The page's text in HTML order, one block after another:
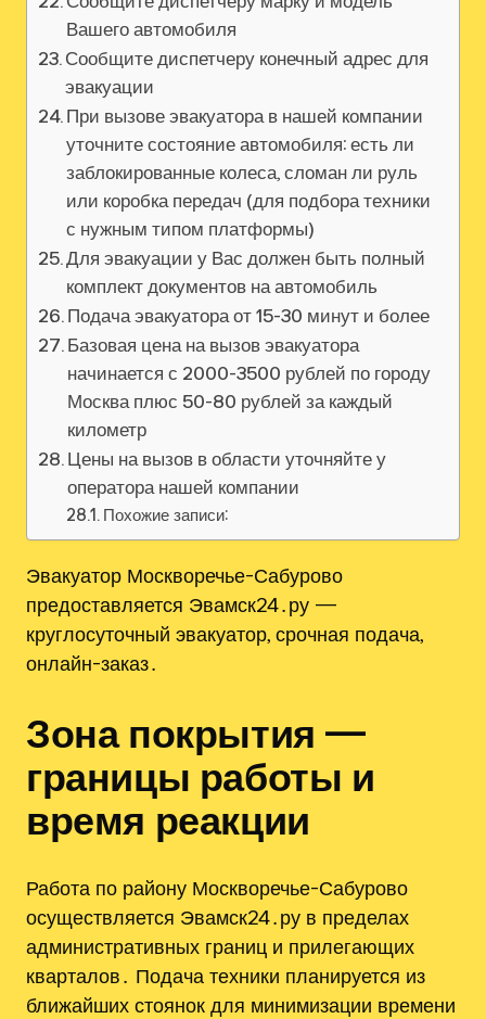
Вашего автомобиля
Сообщите диспетчеру конечный адрес для
эвакуации
При вызове эвакуатора в нашей компании
уточните состояние автомобиля: есть ли
заблокированные колеса, сломан ли руль
или коробка передач (для подбора техники
с нужным типом платформы)
Для эвакуации у Вас должен быть полный
комплект документов на автомобиль
Подача эвакуатора от 15-30 минут и более
Базовая цена на вызов эвакуатора
начинается с 2000-3500 рублей по городу
Москва плюс 50-80 рублей за каждый
километр
Цены на вызов в области уточняйте у
оператора нашей компании
Похожие записи:
Эвакуатор Москворечье-Сабурово
предоставляется Эвамск24․ру —
круглосуточный эвакуатор, срочная подача,
онлайн-заказ․
Зона покрытия —
границы работы и
время реакции
Работа по району Москворечье-Сабурово
осуществляется Эвамск24․ру в пределах
административных границ и прилегающих
кварталов․ Подача техники планируется из
ближайших стоянок для минимизации времени